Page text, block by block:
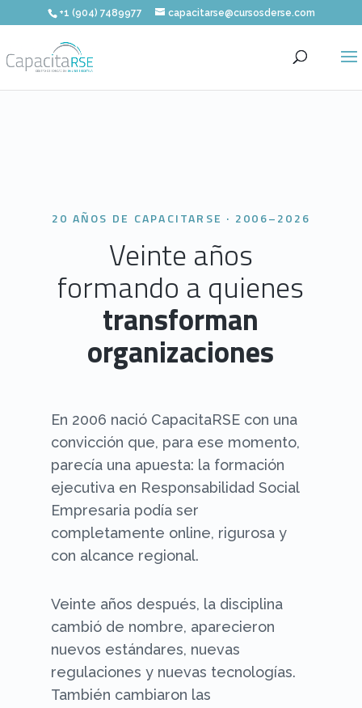
+1 (904) 7489977 capacitarse@cursosderse.com
20 AÑOS DE CAPACITARSE · 2006–2026
Veinte años
formando a quienes
transforman
organizaciones
En 2006 nació CapacitaRSE con una
convicción que, para ese momento,
parecía una apuesta: la formación
ejecutiva en Responsabilidad Social
Empresaria podía ser
completamente online, rigurosa y
con alcance regional.
Veinte años después, la disciplina
cambió de nombre, aparecieron
nuevos estándares, nuevas
regulaciones y nuevas tecnologías.
También cambiaron las